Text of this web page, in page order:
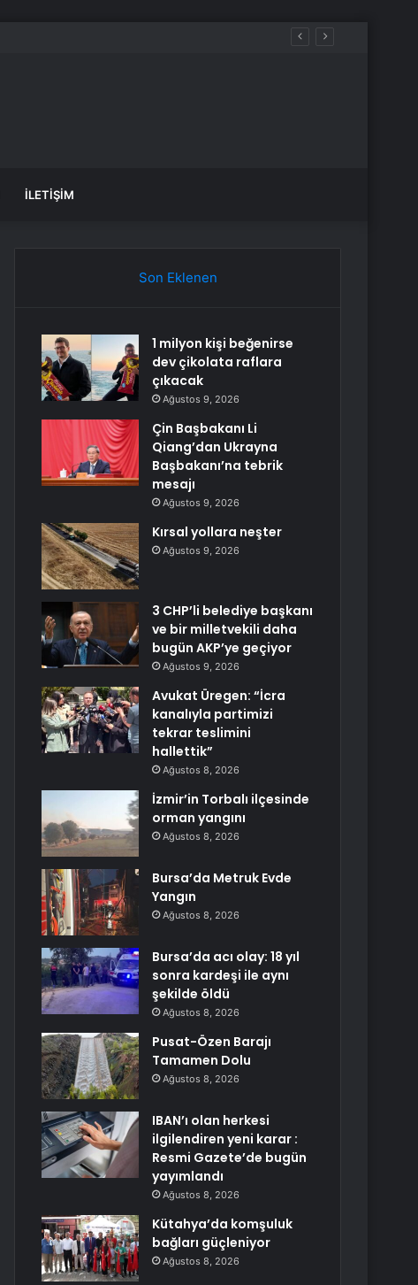
İLETIŞIM
Son Eklenen
1 milyon kişi beğenirse
dev çikolata raflara
çıkacak
Ağustos 9, 2026
Çin Başbakanı Li
Qiang’dan Ukrayna
Başbakanı’na tebrik
mesajı
Ağustos 9, 2026
Kırsal yollara neşter
Ağustos 9, 2026
3 CHP’li belediye başkanı
ve bir milletvekili daha
bugün AKP’ye geçiyor
Ağustos 9, 2026
Avukat Üregen: “İcra
kanalıyla partimizi
tekrar teslimini
hallettik”
Ağustos 8, 2026
İzmir’in Torbalı ilçesinde
orman yangını
Ağustos 8, 2026
Bursa’da Metruk Evde
Yangın
Ağustos 8, 2026
Bursa’da acı olay: 18 yıl
sonra kardeşi ile aynı
şekilde öldü
Ağustos 8, 2026
Pusat-Özen Barajı
Tamamen Dolu
Ağustos 8, 2026
IBAN’ı olan herkesi
ilgilendiren yeni karar :
Resmi Gazete’de bugün
yayımlandı
Ağustos 8, 2026
Kütahya’da komşuluk
bağları güçleniyor
Ağustos 8, 2026